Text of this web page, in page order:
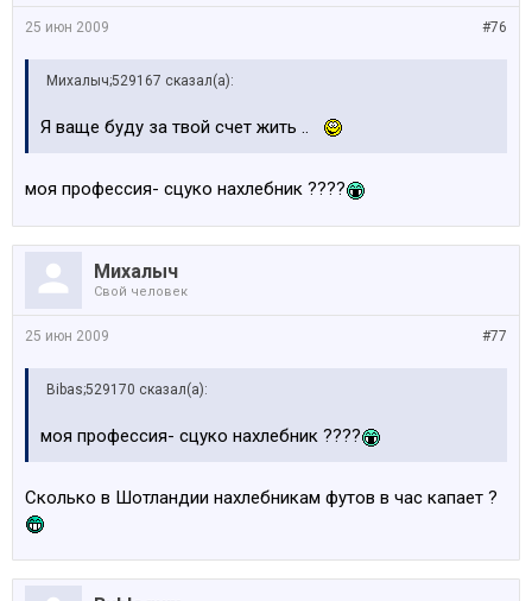
#76
25 июн 2009
Михалыч;529167 сказал(а):
Я ваще буду за твой счет жить ..
моя профессия- сцуко нахлебник ????
Михалыч
Свой человек
#77
25 июн 2009
Bibas;529170 сказал(а):
моя профессия- сцуко нахлебник ????
Сколько в Шотландии нахлебникам футов в час капает ?